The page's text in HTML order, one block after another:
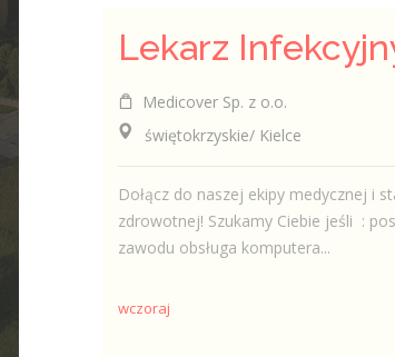
Medicover Sp. z o.o.
świętokrzyskie/ Kielce
Dołącz do naszej ekipy medycznej i
zdrowotnej! Szukamy Ciebie jeśli ​ :
zawodu obsługa komputera...
wczoraj